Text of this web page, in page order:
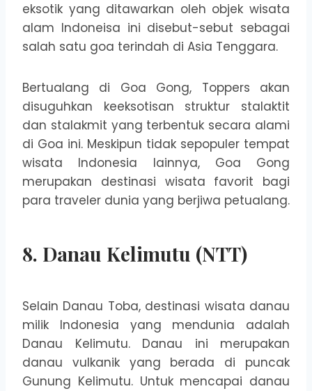
eksotik yang ditawarkan oleh objek wisata
alam Indoneisa ini disebut-sebut sebagai
salah satu goa terindah di Asia Tenggara.
Bertualang di Goa Gong, Toppers akan
disuguhkan keeksotisan struktur stalaktit
dan stalakmit yang terbentuk secara alami
di Goa ini. Meskipun tidak sepopuler tempat
wisata Indonesia lainnya, Goa Gong
merupakan destinasi wisata favorit bagi
para traveler dunia yang berjiwa petualang.
8. Danau Kelimutu (NTT)
Selain Danau Toba, destinasi wisata danau
milik Indonesia yang mendunia adalah
Danau Kelimutu. Danau ini merupakan
danau vulkanik yang berada di puncak
Gunung Kelimutu. Untuk mencapai danau